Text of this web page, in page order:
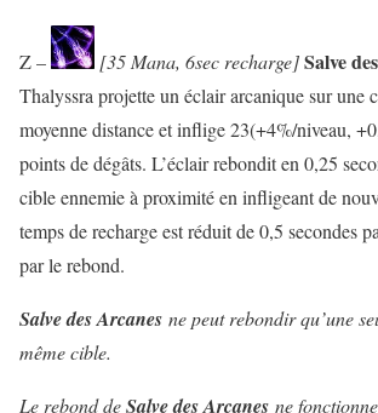
Z – [35 Mana, 6sec recharge]Salve
Thalyssra projette un éclair arcanique sur une
moyenne distance et inflige 23(+4%/niveau,
points de dégâts. L’éclair rebondit en 0,25
cible ennemie à proximité en infligeant de
temps de recharge est réduit de 0,5 secondes
par le rebond.
Salve des Arcanes ne peut rebondir qu’une
même cible.
Le rebond deSalve des Arcanes ne